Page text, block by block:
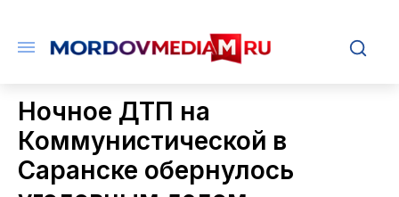
Ночное ДТП на
Коммунистической в
Саранске обернулось